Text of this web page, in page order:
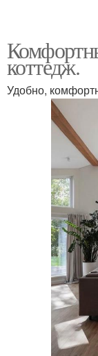
коттедж.
Удобно,